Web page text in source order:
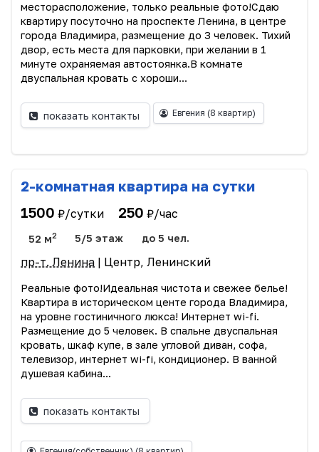
месторасположение, только реальные фото!Сдаю
квартиру посуточно на проспекте Ленина, в центре
города Владимира, размещение до 3 человек. Тихий
двор, есть места для парковки, при желании в 1
минуте охраняемая автостоянка.В комнате
двуспальная кровать c хороши...
показать контакты Евгения (8 квартир)
2-комнатная квартира на сутки
1500 ₽/сутки 250 ₽/час
52 м2 5/5 этаж до 5 чел.
пр-т. Ленина | Центр, Ленинский
Реальные фото!Идеальная чистота и свежее белье!
Квартира в историческом центе города Владимира,
на уровне гостиничного люкса! Интернет wi-fi.
Размещение до 5 человек. В спальне двуспальная
кровать, шкаф купе, в зале угловой диван, софа,
телевизор, интернет wi-fi, кондиционер. В ванной
душевая кабина...
показать контакты